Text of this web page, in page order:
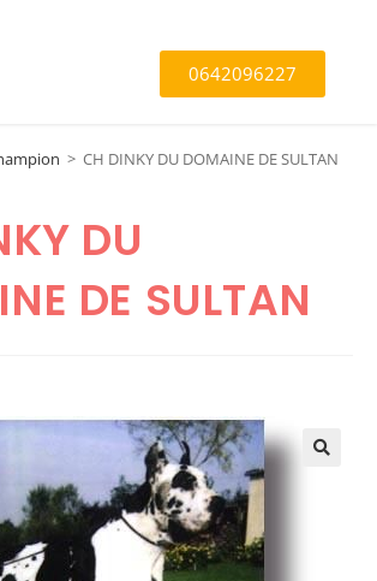
0642096227
> CH DINKY DU DOMAINE DE SULTAN
DU
DE SULTAN